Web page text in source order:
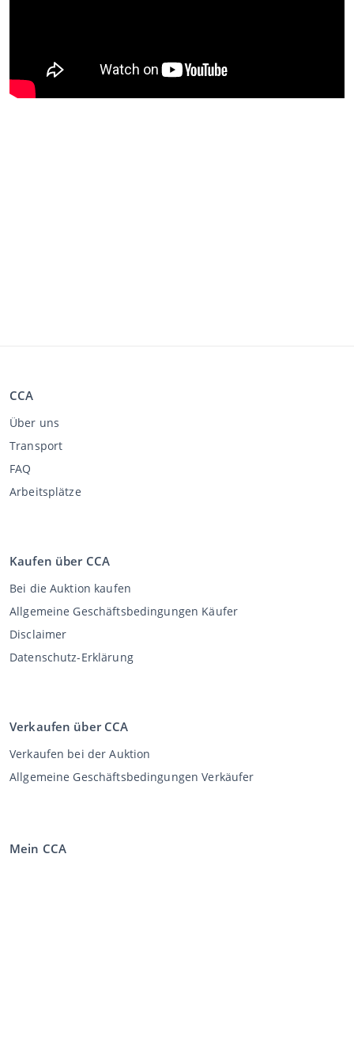
CCA
Über uns
Transport
FAQ
Arbeitsplätze
Kaufen über CCA
Bei die Auktion kaufen
Allgemeine Geschäftsbedingungen Käufer
Disclaimer
Datenschutz-Erklärung
Verkaufen über CCA
Verkaufen bei der Auktion
Allgemeine Geschäftsbedingungen Verkäufer
Mein CCA